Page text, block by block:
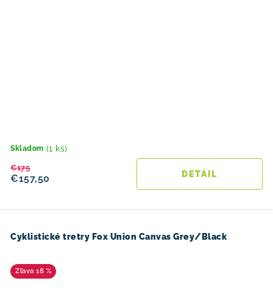
Skladom (1 ks)
€157,50
€175
DETAIL
Cyklistické tretry Fox Union Canvas Grey/Black
18 %